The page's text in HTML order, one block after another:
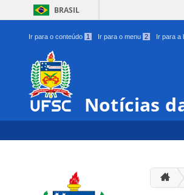
BRASIL
Ir para o conteúdo 1 Ir para o menu 2 Ir para a
Notícias